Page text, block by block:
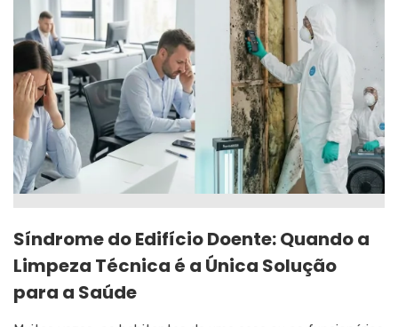
Síndrome do Edifício Doente: Quando a
Limpeza Técnica é a Única Solução
para a Saúde